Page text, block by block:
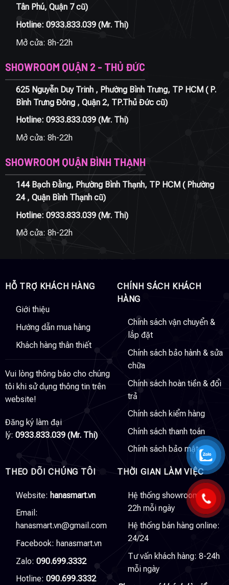
Tân Phú, Quận 7 cũ)
Hotline: 0933.833.039(Mr. Thi)
Mở cửa: 8h-22h
SHOWROOM QUẬN 2 - THỦ ĐỨC
625 Nguyễn Duy Trinh , Phường Bình Trưng, TP HCM ( P.
Bình Trưng Đông , Quận 2, TP.Thủ Đức cũ)
Hotline: 0933.833.039(Mr. Thi)
Mở cửa: 8h-22h
SHOWROOM QUẬN BÌNH THẠNH
144 Bạch Đằng, Phường Bình Thạnh, TP HCM ( Phường
24 , Quận Bình Thạnh cũ)
Hotline: 0933.833.039(Mr. Thi)
Mở cửa: 8h-22h
HỖ TRỢ KHÁCH HÀNG
Giới thiệu
Hướng dẫn mua hàng
Khách hàng thân thiết
Vui lòng thông báo cho chúng
tôi khi sử dụng thông tin trên
website!
Đăng ký làm đại
lý: 0933.833.039 (Mr. Thi)
CHÍNH SÁCH KHÁCH
HÀNG
Chính sách vận chuyển &
lắp đặt
Chính sách bảo hành & sửa
chữa
Chính sách hoàn tiền & đổi
trả
Chính sách kiểm hàng
Chính sách thanh toán
Chính sách bảo mật
THEO DÕI CHÚNG TÔI
Website: hanasmart.vn
Email:
hanasmart.vn@gmail.com
Facebook: hanasmart.vn
Zalo: 090.699.3332
Hotline: 090.699.3332
THỜI GIAN LÀM VIỆC
Hệ thống showroom: 8-
22h mỗi ngày
Hệ thống bán hàng online:
24/24
Tư vấn khách hàng: 8-24h
mỗi ngày